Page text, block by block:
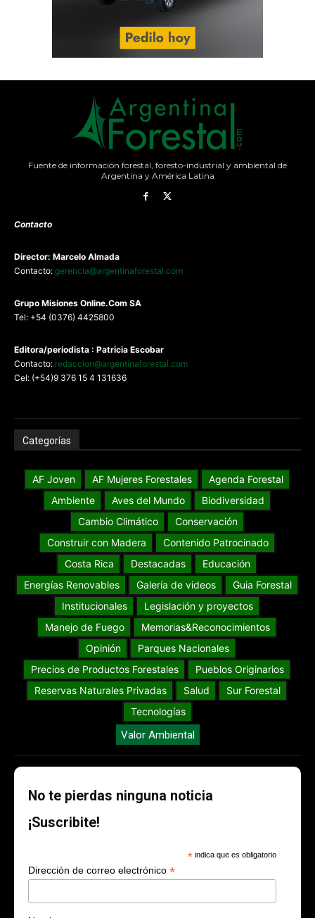
Fuente de información forestal, foresto-industrial y ambiental de
Argentina y América Latina
Contacto
Director: Marcelo Almada
Contacto: gerencia@argentinaforestal.com
Grupo Misiones Online.Com SA
Tel: +54 (0376) 4425800
Editora/periodista : Patricia Escobar
Contacto: redaccion@argentinaforestal.com
Cel: (+54)9 376 15 4 131636
Categorías
AF Joven AF Mujeres Forestales
Agenda Forestal
Ambiente
Aves del Mundo
Biodiversidad
Cambio Climático
Conservación
Construir con Madera
Contenido Patrocinado
Costa Rica
Destacadas
Educación
Energías Renovables
Galería de videos
Guia Forestal
Institucionales
Legislación y proyectos
Manejo de Fuego
Memorias&Reconocimientos
Opinión
Parques Nacionales
Precios de Productos Forestales
Pueblos Originarios
Reservas Naturales Privadas
Salud
Sur Forestal
Tecnologías
Valor Ambiental
No te pierdas ninguna noticia
¡Suscribite!
* indica que es obligatorio
Dirección de correo electrónico *